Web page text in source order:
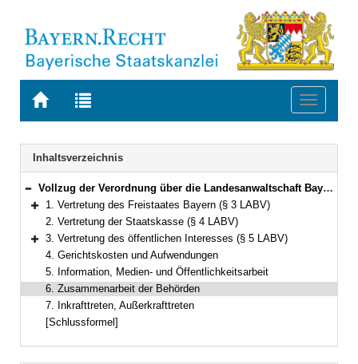
Zur
BAYERN.RECHT
Zur
letzten
Suche
Toggle
Navigation
Inhaltsverzeichnis
Bereich reduzieren
Vollzug der Verordnung über die Landesanwaltschaft Bayern
Bereich erweitern
1. Vertretung des Freistaates Bayern (§ 3 LABV)
2. Vertretung der Staatskasse (§ 4 LABV)
Bereich erweitern
3. Vertretung des öffentlichen Interesses (§ 5 LABV)
4. Gerichtskosten und Aufwendungen
5. Information, Medien- und Öffentlichkeitsarbeit
6. Zusammenarbeit der Behörden
7. Inkrafttreten, Außerkrafttreten
[Schlussformel]